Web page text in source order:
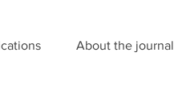
About the journal